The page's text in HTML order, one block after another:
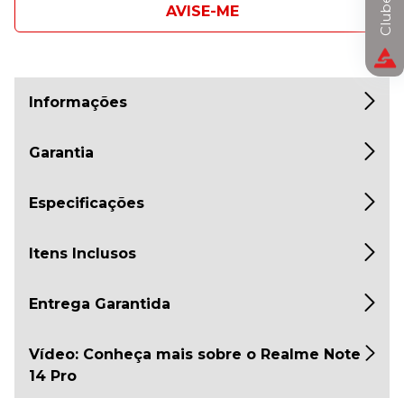
AVISE-ME
Informações
Garantia
Especificações
Itens Inclusos
Entrega Garantida
Vídeo: Conheça mais sobre o Realme Note
14 Pro